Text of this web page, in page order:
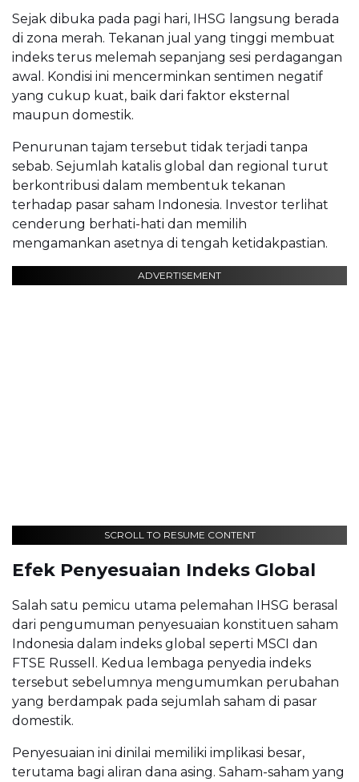
Sejak dibuka pada pagi hari, IHSG langsung berada
di zona merah. Tekanan jual yang tinggi membuat
indeks terus melemah sepanjang sesi perdagangan
awal. Kondisi ini mencerminkan sentimen negatif
yang cukup kuat, baik dari faktor eksternal
maupun domestik.
Penurunan tajam tersebut tidak terjadi tanpa
sebab. Sejumlah katalis global dan regional turut
berkontribusi dalam membentuk tekanan
terhadap pasar saham Indonesia. Investor terlihat
cenderung berhati-hati dan memilih
mengamankan asetnya di tengah ketidakpastian.
ADVERTISEMENT
SCROLL TO RESUME CONTENT
Efek Penyesuaian Indeks Global
Salah satu pemicu utama pelemahan IHSG berasal
dari pengumuman penyesuaian konstituen saham
Indonesia dalam indeks global seperti MSCI dan
FTSE Russell. Kedua lembaga penyedia indeks
tersebut sebelumnya mengumumkan perubahan
yang berdampak pada sejumlah saham di pasar
domestik.
Penyesuaian ini dinilai memiliki implikasi besar,
terutama bagi aliran dana asing. Saham-saham yang